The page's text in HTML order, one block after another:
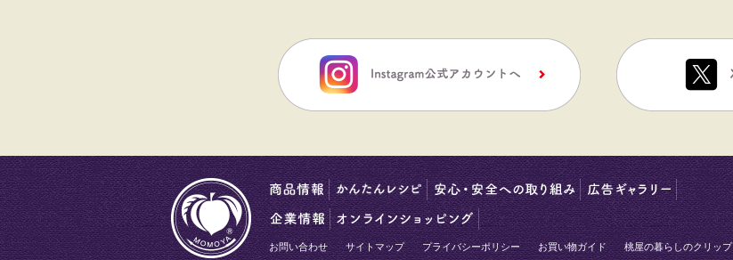
お問い合わせ サイトマップ プライバシーポリシー お買い物ガイド 桃屋の暮らしのクリップ